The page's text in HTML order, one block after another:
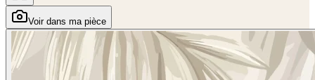
Voir dans ma pièce